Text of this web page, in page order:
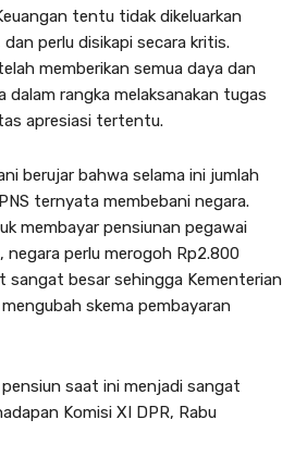
tentu tidak dikeluarkan
perlu disikapi secara kritis.
memberikan semua daya dan
dalam rangka melaksanakan tugas
apresiasi tertentu.
berujar bahwa selama ini jumlah
ternyata membebani negara.
membayar pensiunan pegawai
perlu merogoh Rp2.800
sangat besar sehingga Kementerian
skema pembayaran
saat ini menjadi sangat
Komisi XI DPR, Rabu